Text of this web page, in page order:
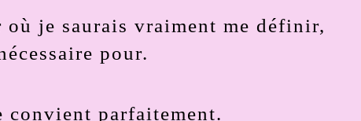
je saurais vraiment me définir,
pour.
convient parfaitement.